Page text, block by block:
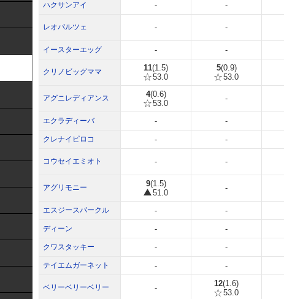
ハクサンアイ - -
レオパルツェ - -
イースターエッグ - -
クリノビッグママ 11(1.5)
53.0
5(0.9)
53.0
アグニレディアンス 4(0.6)
53.0
-
エクラディーバ - -
クレナイピロコ - -
コウセイエミオト - -
アグリモニー 9(1.5)
51.0
-
エスジースパークル - -
ディーン - -
クワスタッキー - -
テイエムガーネット - -
ベリーベリーベリー - 12(1.6)
53.0